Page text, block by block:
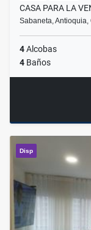
CASA PARA LA
Sabaneta, Antioquia,
4Alcobas
4 Baños
Disp